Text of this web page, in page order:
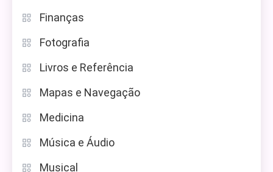
Finanças
Fotografia
Livros e Referência
Mapas e Navegação
Medicina
Música e Áudio
Musical